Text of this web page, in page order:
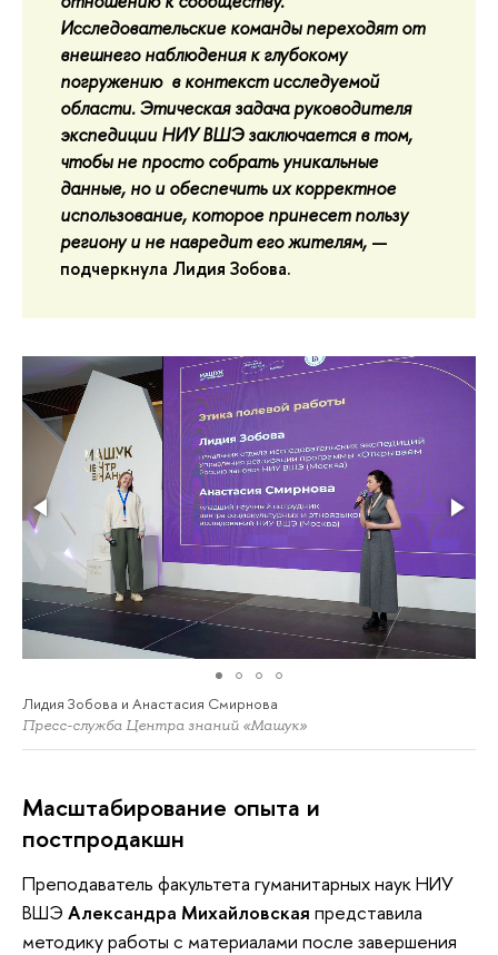
Исследовательские команды переходят от
внешнего наблюдения к глубокому
погружению в контекст исследуемой
области. Этическая задача руководителя
экспедиции НИУ ВШЭ заключается в том,
чтобы не просто собрать уникальные
данные, но и обеспечить их корректное
использование, которое принесет пользу
региону и не навредит его жителям, —
подчеркнула Лидия Зобова.
Лидия Зобова и Анастасия Смирнова
Пресс-служба Центра знаний «Машук»
Масштабирование опыта и
постпродакшн
Преподаватель факультета гуманитарных наук НИУ
ВШЭ Александра Михайловская представила
методику работы с материалами после завершения